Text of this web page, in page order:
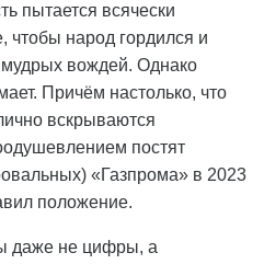
пытается всячески
чтобы народ гордился и
вождей. Однако
Причём настолько, что
вскрываются
постят
«Газпрома» в 2023
положение.
даже не цифры, а